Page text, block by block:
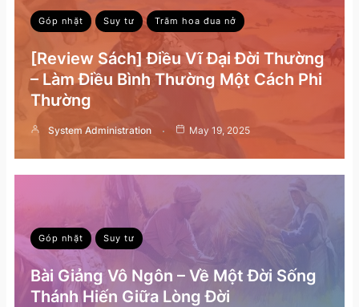
Góp nhặt Suy tư Trăm hoa đua nở
[Review Sách] Điều Vĩ Đại Đời Thường
– Làm Điều Bình Thường Một Cách Phi
Thường
System Administration May 19, 2025
Góp nhặt Suy tư
Bài Giảng Vô Ngôn – Về Một Đời Sống
Thánh Hiến Giữa Lòng Đời